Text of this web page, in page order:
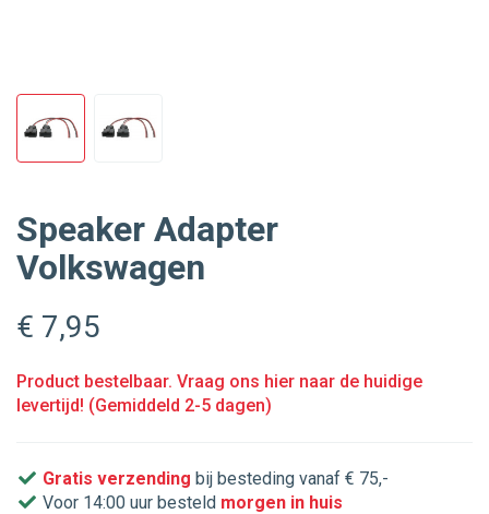
Speaker Adapter
Volkswagen
€ 7,95
Product bestelbaar. Vraag ons hier naar de huidige
levertijd! (Gemiddeld 2-5 dagen)
Gratis verzending bij besteding vanaf € 75,-
Voor 14:00 uur besteld morgen in huis